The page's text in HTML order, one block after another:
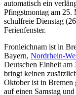
automatisch ein
Pfingstmontag am 25.
schulfreie Dienstag
Ferienfenster.
Fronleichnam ist in
Bayern, Nordrhein-
Deutschen Einheit am
bringt keinen
Oktober ist in Bremen
auf einen Samstag